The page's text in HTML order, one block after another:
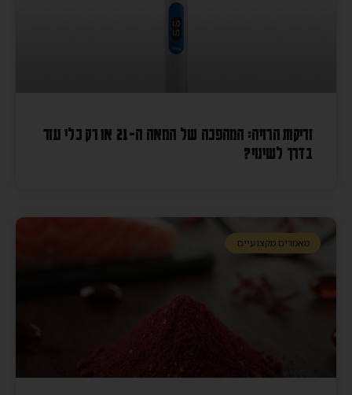
זריקות הרזיה: המהפכה של המאה ה-21 או רק כלי עזר
בדרך לשינוי?
מאמרים מקצועיים